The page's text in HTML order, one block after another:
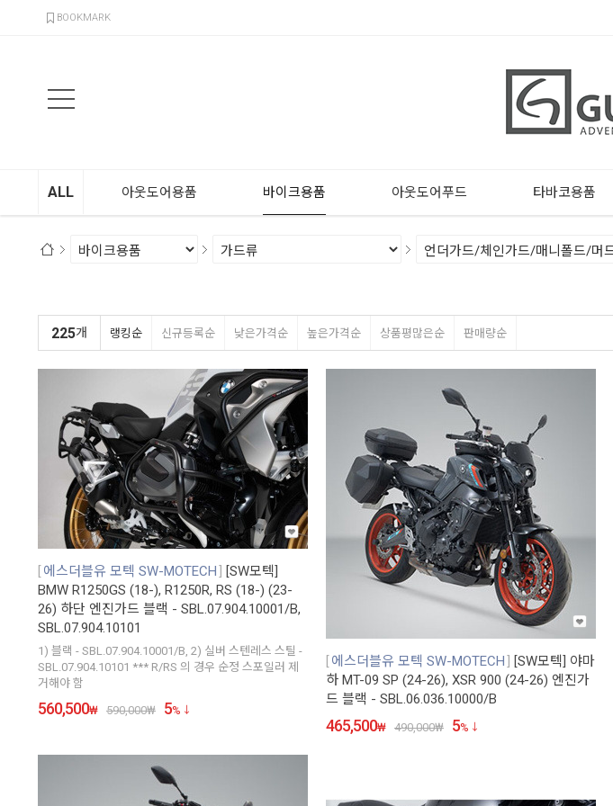
BOOKMARK
ALL 아웃도어용품 바이크용품 아웃도어푸드 타바코용품
225개 랭킹순 신규등록순 낮은가격순 높은가격순 상품평많은순 판매량순
에스더블유 모텍 SW-MOTECH
[SW모텍]
BMW R1250GS (18-), R1250R, RS (18-) (23-
26) 하단 엔진가드 블랙 - SBL.07.904.10001/B,
SBL.07.904.10101
1) 블랙 - SBL.07.904.10001/B, 2) 실버 스텐레스 스틸 -
SBL.07.904.10101 *** R/RS 의 경우 순정 스포일러 제
거해야 함
560,500₩ 590,000₩ 5%
에스더블유 모텍 SW-MOTECH
[SW모텍] 야마
하 MT-09 SP (24-26), XSR 900 (24-26) 엔진가
드 블랙 - SBL.06.036.10000/B
465,500₩ 490,000₩ 5%